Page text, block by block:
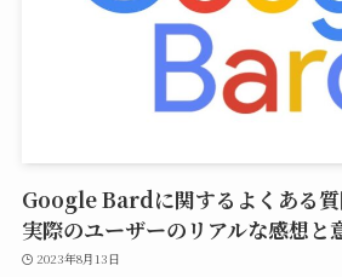
Google Bardに関するよくある質
実際のユーザーのリアルな感想と
2023年8月13日